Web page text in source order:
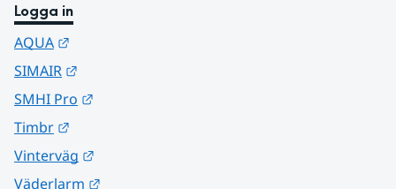
Logga in
AQUA
SIMAIR
SMHI Pro
Timbr
Vinterväg
Väderlarm